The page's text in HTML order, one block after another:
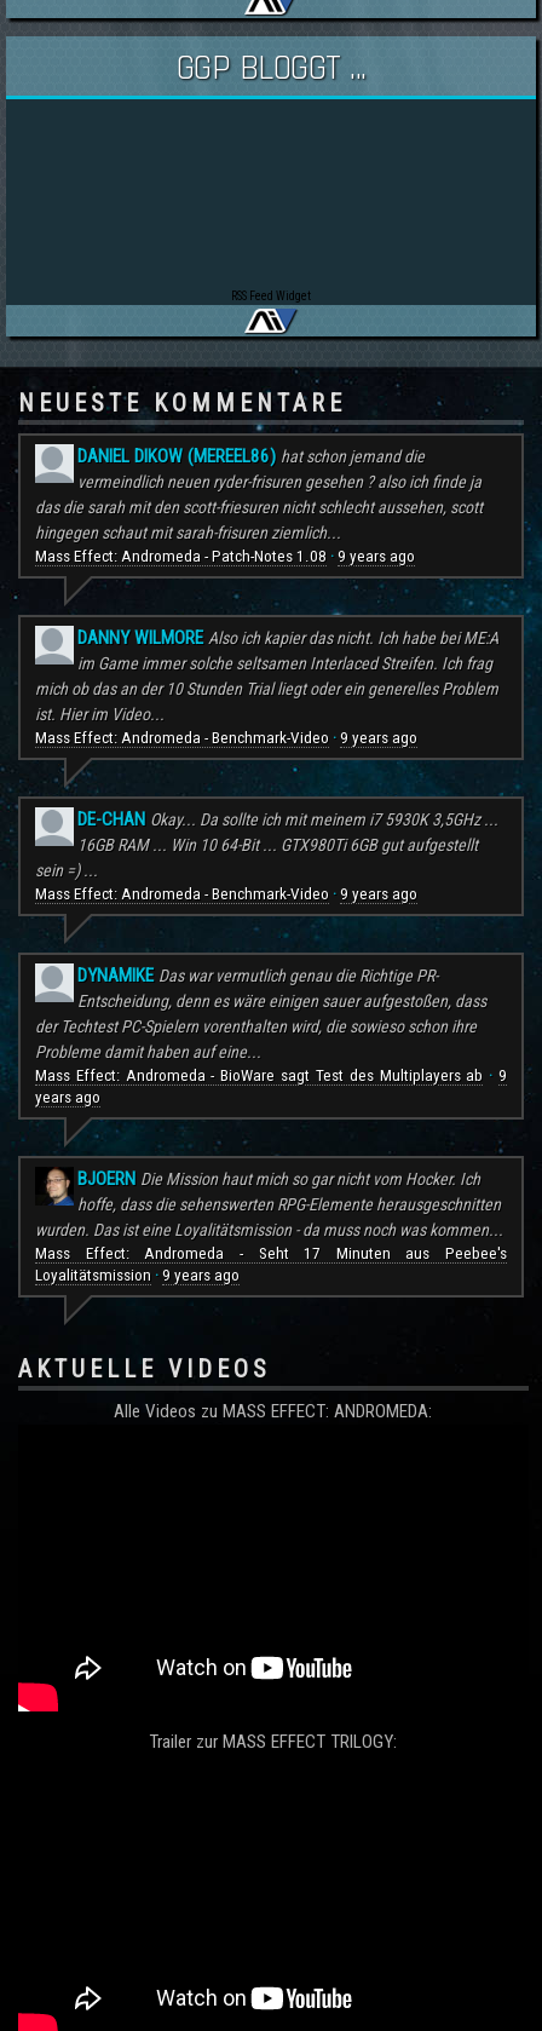
GGP BLOGGT ...
RSS Feed Widget
NEUESTE KOMMENTARE
DANIEL DIKOW (MEREEL86) hat schon jemand die
vermeindlich neuen ryder-frisuren gesehen ? also ich finde ja
das die sarah mit den scott-friesuren nicht schlecht aussehen, scott
hingegen schaut mit sarah-frisuren ziemlich...
Mass Effect: Andromeda - Patch-Notes 1.08 · 9 years ago
DANNY WILMORE Also ich kapier das nicht. Ich habe bei ME:A
im Game immer solche seltsamen Interlaced Streifen. Ich frag
mich ob das an der 10 Stunden Trial liegt oder ein generelles Problem
ist. Hier im Video...
Mass Effect: Andromeda - Benchmark-Video · 9 years ago
DE-CHAN Okay... Da sollte ich mit meinem i7 5930K 3,5GHz ...
16GB RAM ... Win 10 64-Bit ... GTX980Ti 6GB gut aufgestellt
sein =) ...
Mass Effect: Andromeda - Benchmark-Video · 9 years ago
DYNAMIKE Das war vermutlich genau die Richtige PR-
Entscheidung, denn es wäre einigen sauer aufgestoßen, dass
der Techtest PC-Spielern vorenthalten wird, die sowieso schon ihre
Probleme damit haben auf eine...
Mass Effect: Andromeda - BioWare sagt Test des Multiplayers ab ·9
years ago
BJOERN Die Mission haut mich so gar nicht vom Hocker. Ich
hoffe, dass die sehenswerten RPG-Elemente herausgeschnitten
wurden. Das ist eine Loyalitätsmission - da muss noch was kommen...
Mass Effect: Andromeda - Seht 17 Minuten aus Peebee's
Loyalitätsmission · 9 years ago
AKTUELLE VIDEOS
Alle Videos zu MASS EFFECT: ANDROMEDA:
Trailer zur MASS EFFECT TRILOGY: